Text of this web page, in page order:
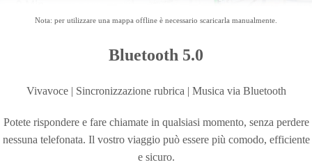
Nota: per utilizzare una mappa offline è necessario scaricarla manualmente.
Bluetooth 5.0
Vivavoce | Sincronizzazione rubrica | Musica via Bluetooth
Potete rispondere e fare chiamate in qualsiasi momento, senza perdere
nessuna telefonata. Il vostro viaggio può essere più comodo, efficiente
e sicuro.